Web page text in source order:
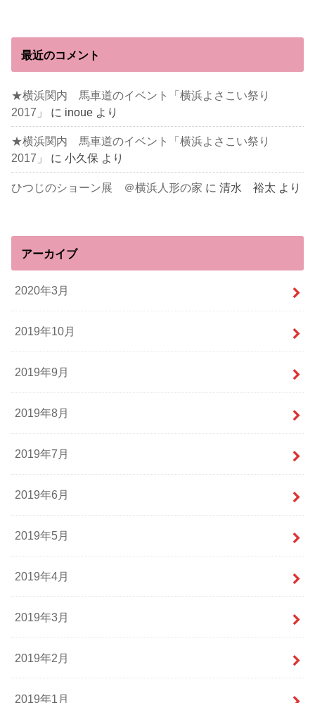
最近のコメント
★横浜関内 馬車道のイベント「横浜よさこい祭り
2017」
に inoue より
★横浜関内 馬車道のイベント「横浜よさこい祭り
2017」
に小久保 より
ひつじのショーン展 ＠横浜人形の家 に清水 裕太 より
アーカイブ
2020年3月
2019年10月
2019年9月
2019年8月
2019年7月
2019年6月
2019年5月
2019年4月
2019年3月
2019年2月
2019年1月